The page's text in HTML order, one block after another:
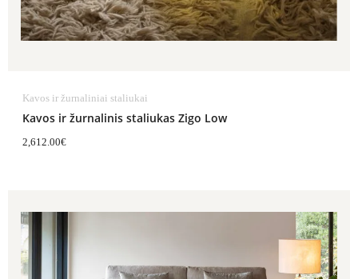
Kavos ir žurnaliniai staliukai
Kavos ir žurnalinis staliukas Zigo Low
2,612.00€